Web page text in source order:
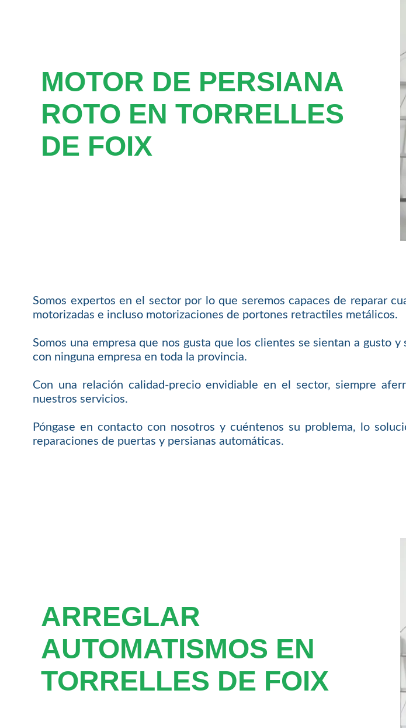
MOTOR DE PERSIANA
ROTO EN TORRELLES
DE FOIX
Somos expertos en el sector por lo que seremos capaces de reparar
motorizadas e incluso motorizaciones de portones retractiles metálicos.
Somos una empresa que nos gusta que los clientes se sientan a gusto
con ninguna empresa en toda la provincia.
Con una relación calidad-precio envidiable en el sector, siempre
nuestros servicios.
Póngase en contacto con nosotros y cuéntenos su problema, lo
reparaciones de puertas y persianas automáticas.
ARREGLAR
AUTOMATISMOS EN
TORRELLES DE FOIX